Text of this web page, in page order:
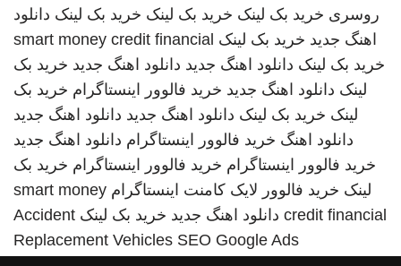
روسری خرید بک لینک خرید بک لینک خرید بک لینک دانلود
اهنگ جدید خرید بک لینک smart money credit financial
خرید بک لینک دانلود اهنگ جدید دانلود اهنگ جدید خرید بک
لینک دانلود اهنگ جدید خرید فالوور اینستاگرام خرید بک
لینک خرید بک لینک دانلود اهنگ جدید دانلود اهنگ جدید
دانلود اهنگ خرید فالوور اینستاگرام دانلود اهنگ جدید
خرید فالوور اینستاگرام خرید فالوور اینستاگرام خرید بک
لینک خرید فالوور لایک کامنت اینستاگرام smart money
credit financial دانلود اهنگ جدید خرید بک لینک Accident
Replacement Vehicles SEO Google Ads